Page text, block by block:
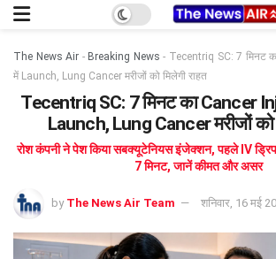
The News Air - Breaking News - Tecentriq SC: 7 मिनट
में Launch, Lung Cancer मरीजों को मिलेगी राहत
Tecentriq SC: 7 मिनट का Cancer
Launch, Lung Cancer मरीजों को
रोश कंपनी ने पेश किया सबक्यूटेनियस इंजेक्शन, पहले IV
7 मिनट, जानें कीमत और असर
by The News Air Team शनिवार, 16 मई